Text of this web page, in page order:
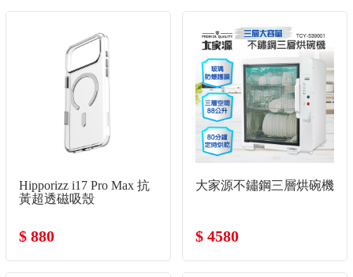
Hipporizz i17 Pro Max 抗
黃超透磁吸殼
$ 880
大家源不鏽鋼三層烘碗機
$ 4580